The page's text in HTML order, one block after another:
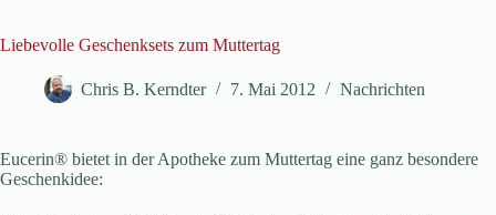
Liebevolle Geschenksets zum Muttertag
Chris B. Kerndter 7. Mai 2012 Nachrichten
Eucerin® bietet in der Apotheke zum Muttertag eine ganz besondere
Geschenkidee: